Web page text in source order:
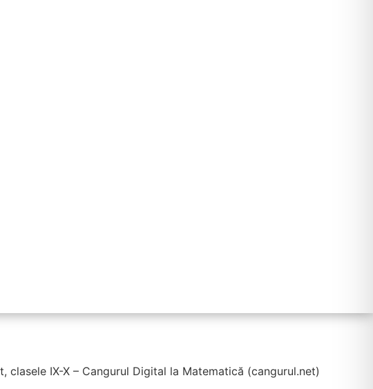
clasele IX-X – Cangurul Digital la Matematică (cangurul.net)